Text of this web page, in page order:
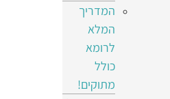
המדריך
המלא
לרומא
כולל
מתוקים!